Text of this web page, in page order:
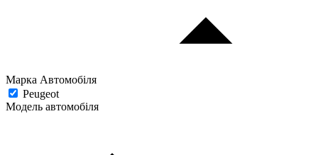
Марка Автомобіля
Peugeot
Модель автомобіля